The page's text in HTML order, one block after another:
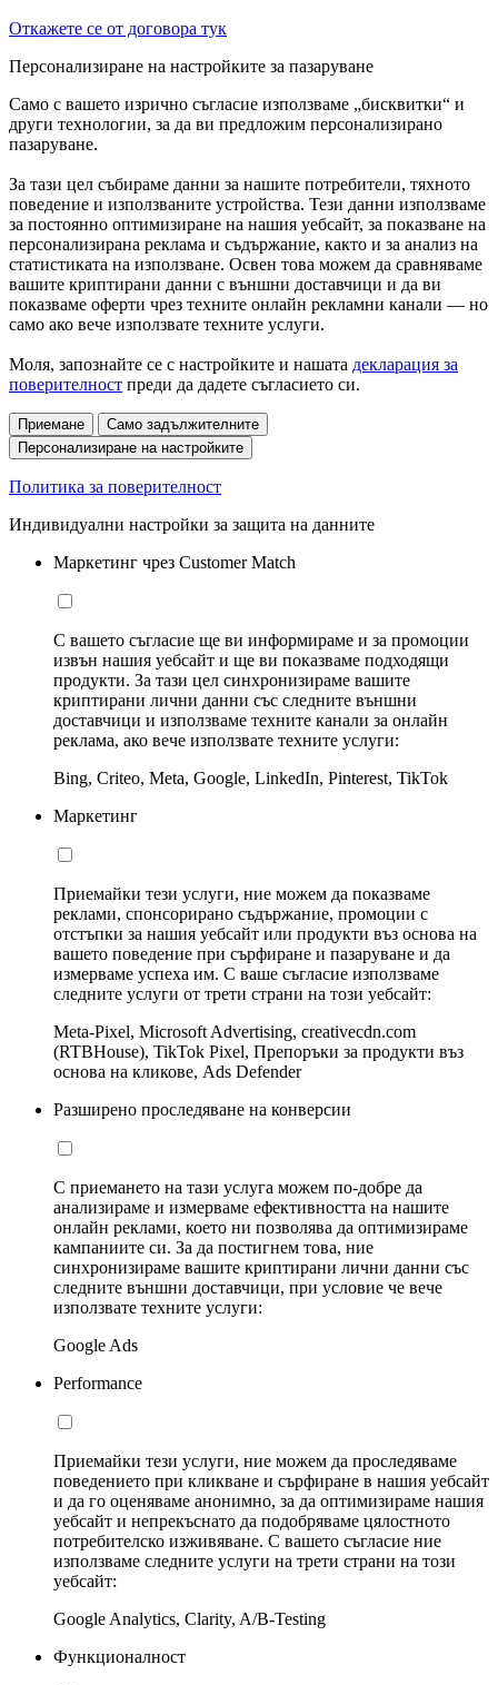
Откажете се от договора тук
Персонализиране на настройките за пазаруване
Само с вашето изрично съгласие използваме „бисквитки“ и
други технологии, за да ви предложим персонализирано
пазаруване.
За тази цел събираме данни за нашите потребители, тяхното
поведение и използваните устройства. Тези данни използваме
за постоянно оптимизиране на нашия уебсайт, за показване на
персонализирана реклама и съдържание, както и за анализ на
статистиката на използване. Освен това можем да сравняваме
вашите криптирани данни с външни доставчици и да ви
показваме оферти чрез техните онлайн рекламни канали — но
само ако вече използвате техните услуги.
Моля, запознайте се с настройките и нашата декларация за
поверителност преди да дадете съгласието си.
Приемане
Само задължителните
Персонализиране на настройките
Политика за поверителност
Индивидуални настройки за защита на данните
Маркетинг чрез Customer Match
С вашето съгласие ще ви информираме и за промоции
извън нашия уебсайт и ще ви показваме подходящи
продукти. За тази цел синхронизираме вашите
криптирани лични данни със следните външни
доставчици и използваме техните канали за онлайн
реклама, ако вече използвате техните услуги:
Bing, Criteo, Meta, Google, LinkedIn, Pinterest, TikTok
Маркетинг
Приемайки тези услуги, ние можем да показваме
реклами, спонсорирано съдържание, промоции с
отстъпки за нашия уебсайт или продукти въз основа на
вашето поведение при сърфиране и пазаруване и да
измерваме успеха им. С ваше съгласие използваме
следните услуги от трети страни на този уебсайт:
Meta-Pixel, Microsoft Advertising, creativecdn.com
(RTBHouse), TikTok Pixel, Препоръки за продукти въз
основа на кликове, Ads Defender
Разширено проследяване на конверсии
С приемането на тази услуга можем по-добре да
анализираме и измерваме ефективността на нашите
онлайн реклами, което ни позволява да оптимизираме
кампаниите си. За да постигнем това, ние
синхронизираме вашите криптирани лични данни със
следните външни доставчици, при условие че вече
използвате техните услуги:
Google Ads
Performance
Приемайки тези услуги, ние можем да проследяваме
поведението при кликване и сърфиране в нашия уебсайт
и да го оценяваме анонимно, за да оптимизираме нашия
уебсайт и непрекъснато да подобряваме цялостното
потребителско изживяване. С вашето съгласие ние
използваме следните услуги на трети страни на този
уебсайт:
Google Analytics, Clarity, A/B-Testing
Функционалност